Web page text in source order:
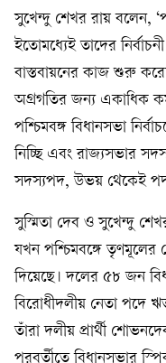
সুখেন্দু শেখর রায় বলেন,
ইতোমধ্যেই তাদের
বাস্তবায়নের কাজ শুরু
অগ্রগতির জন্য একাধিক
পশ্চিমবঙ্গ বিধানসভা
নিচ্ছি এবং রাজ্যসভার
সদস্যপদ, উভয় থেকেই
সুস্মিতা দেব ও সুখেন্দু
যখন পশ্চিমবঙ্গে তৃণমূলের
দিয়েছে। দলের ৫৮ জন
বিরোধীদলীয় নেতা পদে
তাঁরা দলীয় প্রার্থী
পরবর্তীতে বিধানসভার